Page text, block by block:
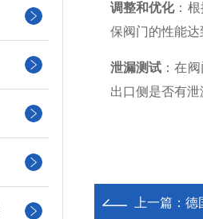
调整和优化：根
保阀门的性能达
泄漏测试 ：在
出口侧是否有
上一篇： 德